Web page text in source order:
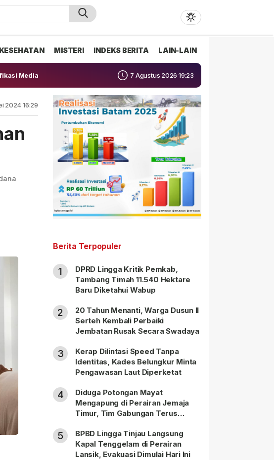
KESEHATAN MISTERI INDEKS BERITA LAIN-LAIN
Media 7 Agustus 2026 19:23
2024 16:29
Berita Terpopuler
1
DPRD Lingga Kritik Pemkab,
Tambang Timah 11.540 Hektare
Baru Diketahui Wabup
2
20 Tahun Menanti, Warga Dusun II
Serteh Kembali Perbaiki
Jembatan Rusak Secara Swadaya
3
Kerap Dilintasi Speed Tanpa
Identitas, Kades Belungkur Minta
Pengawasan Laut Diperketat
4
Diduga Potongan Mayat
Mengapung di Perairan Jemaja
Timur, Tim Gabungan Terus
5
BPBD Lingga Tinjau Langsung
Kapal Tenggelam di Perairan
Lansik, Evakuasi Dimulai Hari Ini